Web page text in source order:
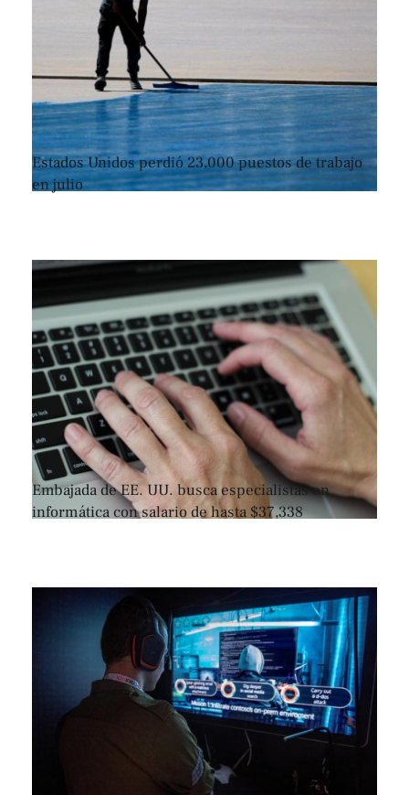
Estados Unidos perdió 23,000 puestos de trabajo
en julio
Embajada de EE. UU. busca especialistas en
informática con salario de hasta $37,338